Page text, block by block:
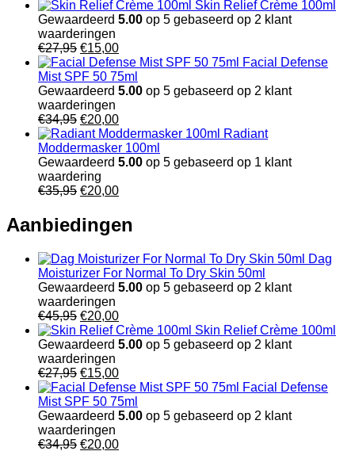
prijs
was:
€45,95.
prijs
is:
Skin Relief Crème 100ml
Gewaardeerd 5.00 op 5 gebaseerd op 2 klant
waarderingen
€27,95 Oorspronkelijke
prijs
was:
€27,95.
€15,00Huidige
prijs
is:
€15,00.
Facial Defense
Mist SPF 50 75ml
Gewaardeerd 5.00 op 5 gebaseerd op 2 klant
waarderingen
€34,95 Oorspronkelijke
prijs
was:
€34,95.
€20,00Huidige
prijs
is:
€20,00.
Radiant
Moddermasker 100ml
Gewaardeerd 5.00 op 5 gebaseerd op 1 klant
waardering
€35,95 Oorspronkelijke
was:
€35,95.
€20,00Huidige
is:
€20,00.
Aanbiedingen
Dag
Moisturizer For Normal To Dry Skin 50ml
Gewaardeerd 5.00 op 5 gebaseerd op 2 klant
waarderingen
€45,95 Oorspronkelijke
prijs
was:
€45,95.
€20,00Huidige
prijs
is:
Skin Relief Crème 100ml
Gewaardeerd 5.00 op 5 gebaseerd op 2 klant
waarderingen
€27,95 Oorspronkelijke
prijs
was:
€27,95.
€15,00Huidige
prijs
is:
€15,00.
Facial Defense
Mist SPF 50 75ml
Gewaardeerd 5.00 op 5 gebaseerd op 2 klant
waarderingen
€34,95 Oorspronkelijke
€20,00Huidige